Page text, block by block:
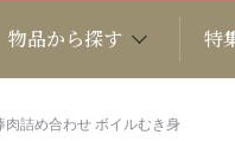
物品から探す 特
肉詰め合わせ ボイルむき身